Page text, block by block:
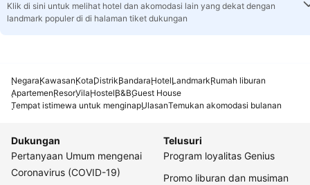
Klik di sini untuk melihat hotel dan akomodasi lain yang dekat dengan
landmark populer di di halaman tiket dukungan
NegaraKawasanKotaDistrikBandaraHotelLandmarkRumah liburan
ApartemenResorVilaHostelB&BGuest House
Tempat istimewa untuk menginapUlasanTemukan akomodasi bulanan
Dukungan
Pertanyaan Umum mengenai
Coronavirus (COVID-19)
Telusuri
Program loyalitas Genius
Promo liburan dan musiman